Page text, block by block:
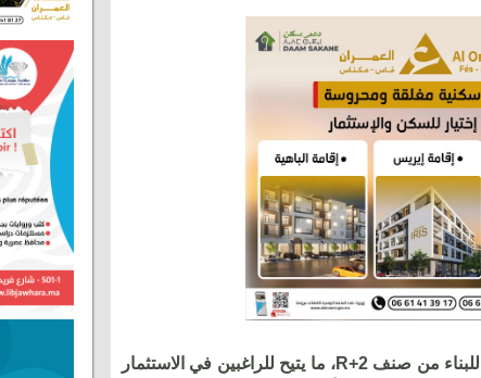
ويقدم المشروع بقعا أرضية مخصصة للبناء من صنف R+2، ما يتيح للراغبين في الاستثمار